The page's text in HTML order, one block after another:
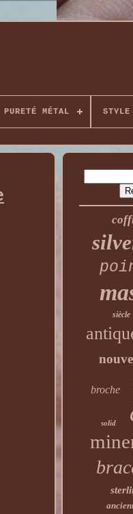
PURETÉ MÉTAL STYLE
siècle
broche
solid